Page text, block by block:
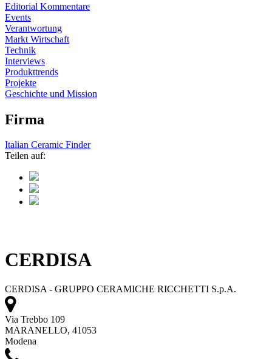
Editorial Kommentare
Events
Verantwortung
Markt Wirtschaft
Technik
Interviews
Produkttrends
Projekte
Geschichte und Mission
Firma
Italian Ceramic Finder
Teilen auf:
CERDISA
CERDISA - GRUPPO CERAMICHE RICCHETTI S.p.A.
Via Trebbo 109
MARANELLO, 41053
Modena